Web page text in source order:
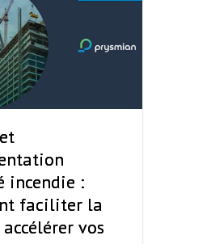
incendie :
faciliter la
vos